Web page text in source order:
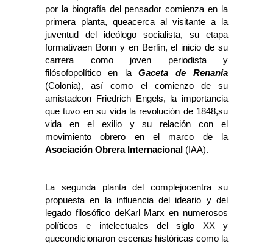
por la biografía del pensador comienza en la
primera planta, queacerca al visitante a la
juventud del ideólogo socialista, su etapa
formativaen Bonn y en Berlín, el inicio de su
carrera como joven periodista y
filósofopolítico en la Gaceta de Renania
(Colonia), así como el comienzo de su
amistadcon Friedrich Engels, la importancia
que tuvo en su vida la revolución de 1848,su
vida en el exilio y su relación con el
movimiento obrero en el marco de la
Asociación Obrera Internacional (IAA).
La segunda planta del complejocentra su
propuesta en la influencia del ideario y del
legado filosófico deKarl Marx en numerosos
políticos e intelectuales del siglo XX y
quecondicionaron escenas históricas como la